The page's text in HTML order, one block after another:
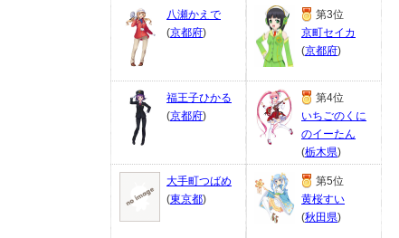
八瀬かえで
(京都府)
福王子ひかる
(京都府)
大手町つばめ
(東京都)
第3位
京町セイカ
(京都府)
第4位
いちごのくに
のイーたん
(栃木県)
第5位
黄桜すい
(秋田県)